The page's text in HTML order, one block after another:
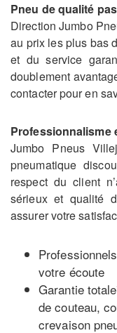
Pneu de qualité
Direction Jumbo
au prix les plus bas
et du service
doublement
contacter pour en
Professionnalisme
Jumbo Pneus
pneumatique
respect du client
sérieux et qualité
assurer votre
votre écoute
Garantie
de couteau,
crevaison